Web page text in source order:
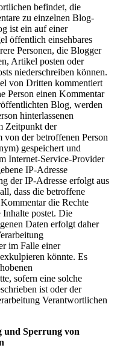
befindet, die
zu einzelnen Blog-
ist ein auf einer
öffentlich einsehbares
Personen, die Blogger
Artikel posten oder
niederschreiben können.
von Dritten kommentiert
Person einen Kommentar
Blog, werden
hinterlassenen
Zeitpunkt der
der betroffenen Person
gespeichert und
Internet-Service-Provider
IP-Adresse
der IP-Adresse erfolgt aus
dass die betroffene
die Rechte
postet. Die
Daten erfolgt daher
im Falle einer
könnte. Es
sofern eine solche
ist oder der
Verantwortlichen
und Sperrung von